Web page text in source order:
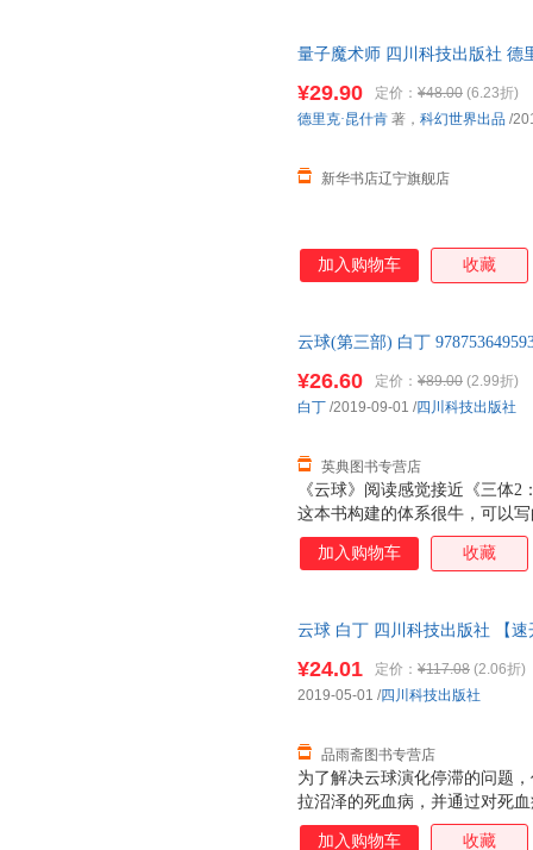
量子魔术师 四川科技出版社 德
¥29.90 定价： ¥48.00 (6.23折)
新华书店辽宁旗舰店
德里克·昆什肯 著， 科幻世界出品 /
加入购物车 收藏
云球(第三部) 白丁
《云球》阅读感觉接近《三体
这本书构建的体系很牛，可以
的。
¥26.60 定价： ¥89.00 (2.99折)
英典图书专营店
白丁 /2019-09-01 /四川科技出版社
加入购物车 收藏
云球 白丁 四川科技出版社 【
为了解决云球演化停滞的问题
拉沼泽的死血病，并通过对死
的意外。而同时，在地球上，
¥24.01 定价： ¥117.08 (2.06折)
品雨斋图书专营店
2019-05-01 /四川科技出版社
加入购物车 收藏